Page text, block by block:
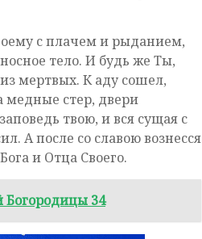
с плачем и рыданием,
тело. И будь же Ты,
мертвых. К аду сошел,
медные стер, двери
твою, и вся сущая с
А после со славою вознесся
и Отца Своего.
Богородицы 34